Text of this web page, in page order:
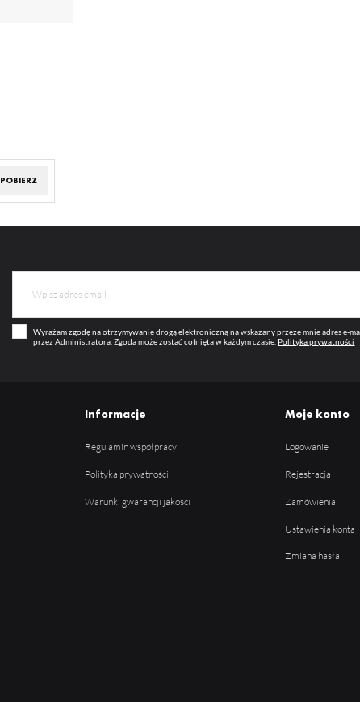
POBIERZ
Wyrażam zgodę na otrzymywanie drogą elektroniczną na wskazany przeze mnie adres e-
przez Administratora. Zgoda może zostać cofnięta w każdym czasie. Polityka prywatności
Informacje
Regulamin współpracy
Polityka prywatności
Warunki gwarancji jakości
Moje konto
Logowanie
Rejestracja
Zamówienia
Ustawienia konta
Zmiana hasła